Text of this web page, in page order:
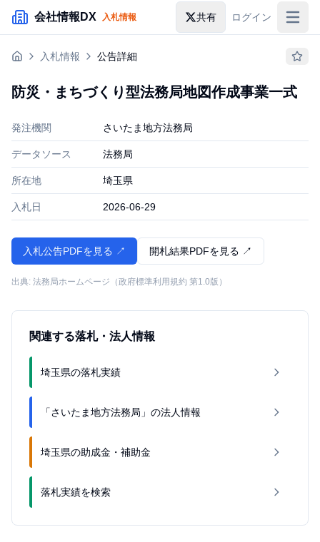
メインコンテンツにスキップ
会社情報DX 入札情報 共有 ログイン
入札情報
企業検索
入札情報 公告詳細
防災・まちづくり型法務局地図作成事業一式
発注機関 さいたま地方法務局
データソース 法務局
所在地 埼玉県
入札日 2026-06-29
入札公告PDFを見る ↗ 開札結果PDFを見る ↗
出典: 法務局ホームページ（政府標準利用規約 第1.0版）
関連する落札・法人情報
埼玉県の落札実績
「さいたま地方法務局」の法人情報
埼玉県の助成金・補助金
落札実績を検索